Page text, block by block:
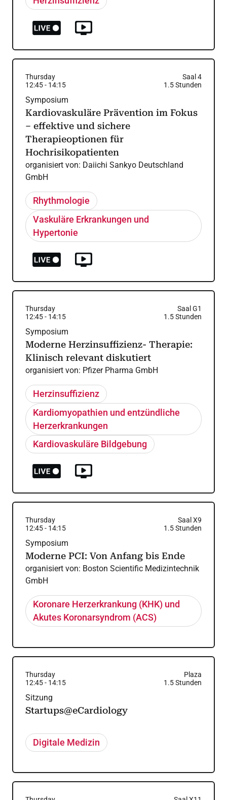
Thursday
Saal 4
12:45- 14:15 1.5Stunden
Symposium
Kardiovaskuläre Prävention im Fokus
– effektive und sichere
Therapieoptionen für
Hochrisikopatienten
organisiert von: Daiichi Sankyo Deutschland
GmbH
Rhythmologie
Vaskuläre Erkrankungen und
Hypertonie
Thursday
Saal G1
12:45- 14:15 1.5Stunden
Symposium
Moderne Herzinsuffizienz- Therapie:
Klinisch relevant diskutiert
organisiert von: Pfizer Pharma GmbH
Herzinsuffizienz
Kardiomyopathien und entzündliche
Herzerkrankungen
Kardiovaskuläre Bildgebung
Thursday
Saal X9
12:45- 14:15 1.5Stunden
Symposium
Moderne PCI: Von Anfang bis Ende
organisiert von: Boston Scientific Medizintechnik
GmbH
Koronare Herzerkrankung (KHK) und
Akutes Koronarsyndrom (ACS)
Thursday
Plaza
12:45- 14:15 1.5Stunden
Sitzung
Startups@eCardiology
Digitale Medizin